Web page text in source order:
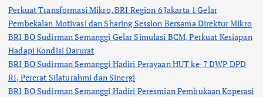
Perkuat Transformasi Mikro, BRI Region 6 Jakarta 1 Gelar
Pembekalan Motivasi dan Sharing Session Bersama Direktur Mikro
BRI BO Sudirman Semanggi Gelar Simulasi BCM, Perkuat Kesiapan
Hadapi Kondisi Darurat
BRI BO Sudirman Semanggi Hadiri Perayaan HUT ke-7 DWP DPD
RI, Pererat Silaturahmi dan Sinergi
BRI BO Sudirman Semanggi Hadiri Peresmian Pembukaan Koperasi